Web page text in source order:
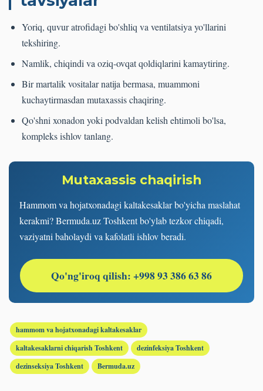
Yoriq, quvur atrofidagi bo'shliq va ventilatsiya yo'llarini
tekshiring.
Namlik, chiqindi va oziq-ovqat qoldiqlarini kamaytiring.
Bir martalik vositalar natija bermasa, muammoni
kuchaytirmasdan mutaxassis chaqiring.
Qo'shni xonadon yoki podvaldan kelish ehtimoli bo'lsa,
kompleks ishlov tanlang.
Mutaxassis chaqirish
Hammom va hojatxonadagi kaltakesaklar bo'yicha maslahat
kerakmi? Bermuda.uz Toshkent bo'ylab tezkor chiqadi,
vaziyatni baholaydi va kafolatli ishlov beradi.
Qo'ng'iroq qilish: +998 93 386 63 86
hammom va hojatxonadagi kaltakesaklar
kaltakesaklarni chiqarish Toshkent
dezinfeksiya Toshkent
dezinseksiya Toshkent
Bermuda.uz